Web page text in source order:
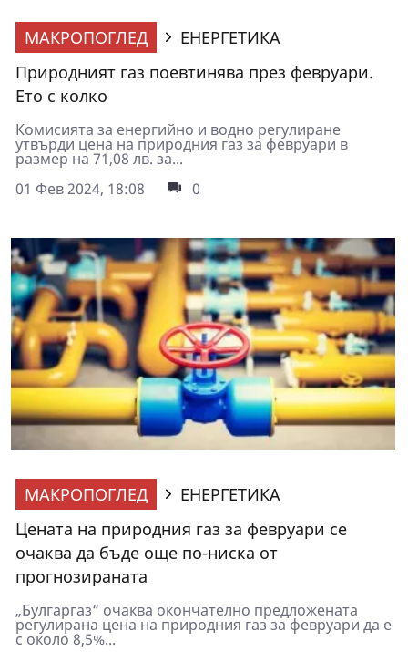
МАКРОПОГЛЕД
ЕНЕРГЕТИКА
Природният газ поевтинява през февруари.
Ето с колко
Комисията за енергийно и водно регулиране
утвърди цена на природния газ за февруари в
размер на 71,08 лв. за...
01 Фев 2024, 18:08
0
МАКРОПОГЛЕД
ЕНЕРГЕТИКА
Цената на природния газ за февруари се
очаква да бъде още по-ниска от
прогнозираната
„Булгаргаз“ очаква окончателно предложената
регулирана цена на природния газ за февруари да е
с около 8,5%...